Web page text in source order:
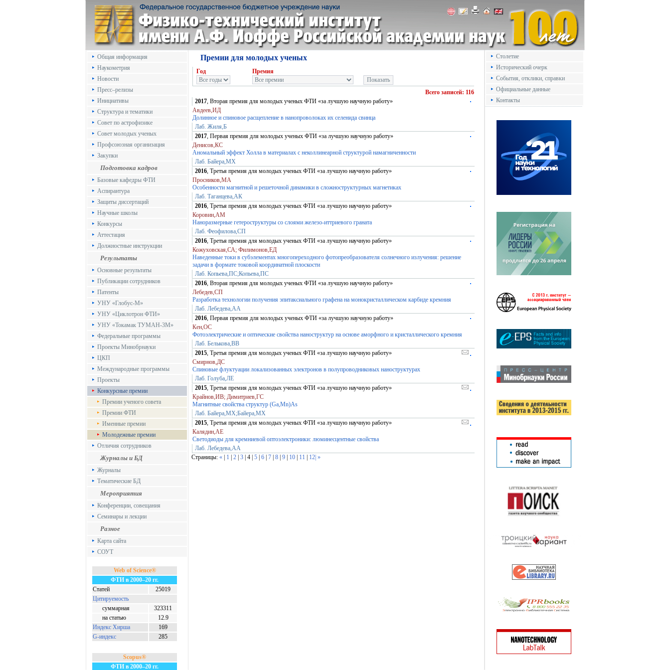
Общая информация
Наукометрия
Новости
Пресс–релизы
Инициативы
Структура и тематики
Совет по астрофизике
Совет молодых ученых
Профсоюзная организация
Закупки
Подготовка кадров
Базовые кафедры ФТИ
Аспирантура
Защиты диссертаций
Научные школы
Конкурсы
Аттестация
Должностные инструкции
Результаты
Основные результаты
Публикации сотрудников
Патенты
УНУ «Глобус-М»
УНУ «Циклотрон ФТИ»
УНУ «Токамак ТУМАН-3М»
Федеральные программы
Проекты Минобрнауки
ЦКП
Международные программы
Проекты
Конкурсные премии
Премии ученого совета
Премии ФТИ
Именные премии
Молодежные премии
Отличия сотрудников
Журналы и БД
Журналы
Тематические БД
Мероприятия
Конференции, совещания
Семинары и лекции
Разное
Карта сайта
СОУТ
Web of Science®
ФТИ в 2000–20 гг.
Статей
25019
Цитируемость
суммарная
323311
на статью
12.9
Индекс Хирша
169
G-индекс
285
Scopus®
ФТИ в 2000–20 гг.
Премии для молодых ученых
Год Премия
Всего записей: 116
2017, Вторая премия для молодых ученых ФТИ «за лучшую научную работу»
Авдеев,ИД
Долинное и спиновое расщепление в нанопроволоках их селенида свинца
Лаб. Жиля,Б
2017, Первая премия для молодых ученых ФТИ «за лучшую научную работу»
Денисов,КС
Аномальный эффект Холла в материалах с неколлинеарной структурой намагниченности
Лаб. Байера,МХ
2016, Третья премия для молодых ученых ФТИ «за лучшую научную работу»
Просников,МА
Особенности магнитной и решеточной динамики в сложноструктурных магнетиках
Лаб. Таганцева,АК
2016, Третья премия для молодых ученых ФТИ «за лучшую научную работу»
Коровин,АМ
Наноразмерные гетероструктуры со слоями железо-иттриевого граната
Лаб. Феофилова,СП
2016, Третья премия для молодых ученых ФТИ «за лучшую научную работу»
Кожуховская,СА; Филимонов,ЕД
Наведенные токи в субэлементах многопереходного фотопреобразователя солнечного излучения: решение
задачи в формате токовой координатной плоскости
Лаб. Копьева,ПС;Копьева,ПС
2016, Вторая премия для молодых ученых ФТИ «за лучшую научную работу»
Лебедев,СП
Разработка технологии получения эпитаксиального графена на монокристаллическом карбиде кремния
Лаб. Лебедева,АА
2016, Первая премия для молодых ученых ФТИ «за лучшую научную работу»
Кен,ОС
Фотоэлектрические и оптические свойства наноструктур на основе аморфного и кристаллического кремния
Лаб. Белькова,ВВ
2015, Третья премия для молодых ученых ФТИ «за лучшую научную работу»
Смирнов,ДС
Спиновые флуктуации локализованных электронов в полупроводниковых наноструктурах
Лаб. Голуба,ЛЕ
2015, Третья премия для молодых ученых ФТИ «за лучшую научную работу»
Крайнов,ИВ; Димитриев,ГС
Магнитные свойства структур (Ga,Mn)As
Лаб. Байера,МХ;Байера,МХ
2015, Третья премия для молодых ученых ФТИ «за лучшую научную работу»
Калядин,АЕ
Светодиоды для кремниевой оптоэлектроники: люминесцентные свойства
Лаб. Лебедева,АА
Страницы: « 1 2 3 | 4 | 5 6 7 8 9 10 11 12 | »
Столетие
Исторический очерк
События, отклики, справки
Официальные данные
Контакты